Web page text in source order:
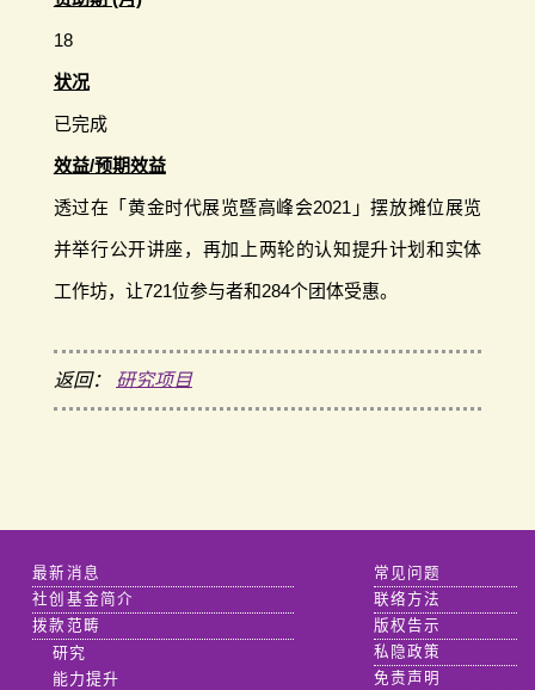
18
状况
已完成
效益/预期效益
透过在「黄金时代展览暨高峰会2021」摆放摊位展览
并举行公开讲座，再加上两轮的认知提升计划和实体
工作坊，让721位参与者和284个团体受惠。
返回： 研究项目
最新消息
社创基金简介
拨款范畴
研究
能力提升
常见问题
联络方法
版权告示
私隐政策
免责声明